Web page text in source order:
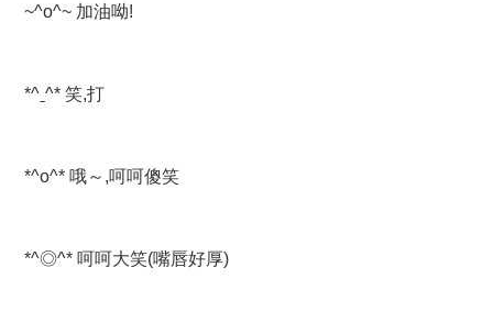
~^o^~ 加油呦!
*^ˍ^* 笑,打
*^ο^* 哦～,呵呵傻笑
*^◎^* 呵呵大笑(嘴唇好厚)